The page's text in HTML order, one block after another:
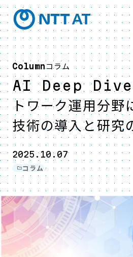
Columnコラム
AI Deep Dive
トワーク運用分
技術の導入と研究
2025.10.07
コラム